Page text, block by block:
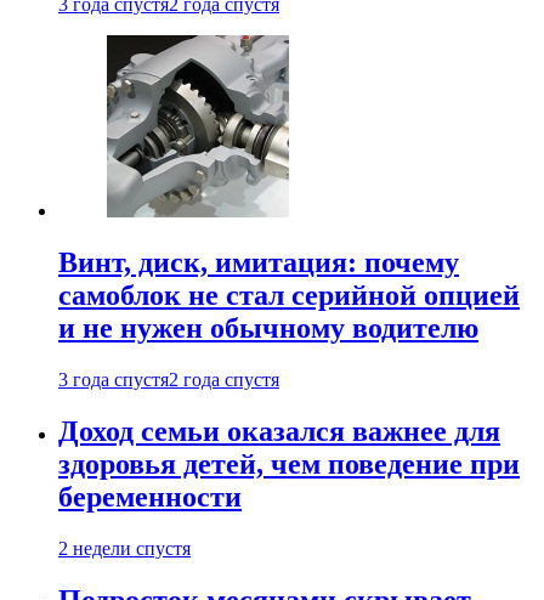
3 года спустя2 года спустя
Винт, диск, имитация: почему
самоблок не стал серийной опцией
и не нужен обычному водителю
3 года спустя2 года спустя
Доход семьи оказался важнее для
здоровья детей, чем поведение при
беременности
2 недели спустя